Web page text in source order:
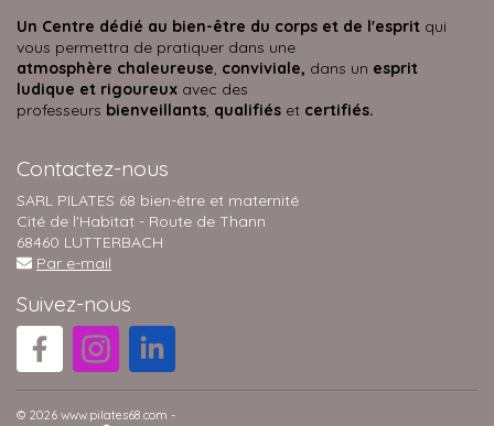
Un Centre dédié au bien-être du corps et de l'esprit qui
vous permettra de pratiquer dans une
atmosphère chaleureuse, conviviale, dans un esprit
ludique et rigoureux avec des
professeurs bienveillants, qualifiés et certifiés.
Contactez-nous
SARL PILATES 68 bien-être et maternité
Cité de l'Habitat - Route de Thann
68460 LUTTERBACH
Par e-mail
Suivez-nous
© 2026 www.pilates68.com -